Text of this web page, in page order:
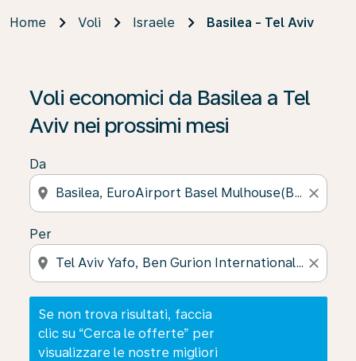
Home Voli Israele Basilea - Tel Aviv
Voli economici da Basilea a Tel
Aviv nei prossimi mesi
Da
location_on close
Per
location_on close
Se non trova risultati, faccia
clic su “Cerca le offerte” per
visualizzare le nostre migliori
Se non trova risultati, faccia clic su “Cerca le offerte”